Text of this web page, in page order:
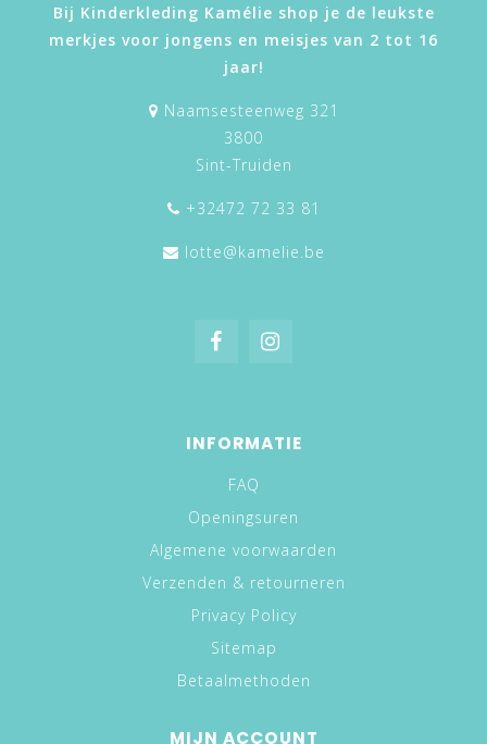
Bij Kinderkleding Kamélie shop je de leukste
merkjes voor jongens en meisjes van 2 tot 16
jaar!
Naamsesteenweg 321
3800
Sint-Truiden
+32472 72 33 81
lotte@kamelie.be
INFORMATIE
FAQ
Openingsuren
Algemene voorwaarden
Verzenden & retourneren
Privacy Policy
Sitemap
Betaalmethoden
MIJN ACCOUNT